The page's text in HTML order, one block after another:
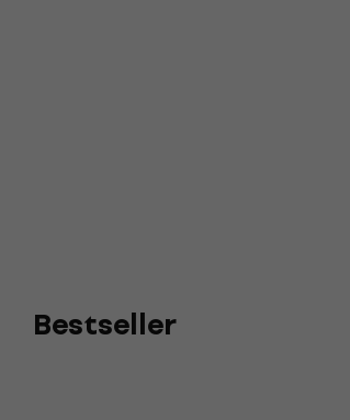
Bestseller